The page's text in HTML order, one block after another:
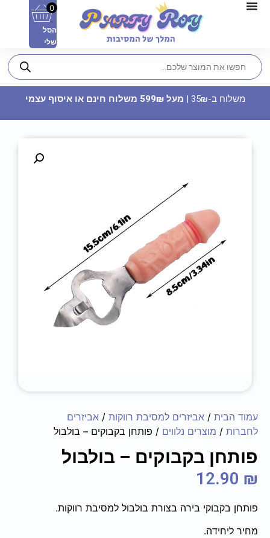
9.90
0
הסל
שלי
משלוח ב-35₪ | מעל 599₪ משלוח חינם או איסוף עצמי
עמוד הבית / אביזרים למסיבת רווקות / אביזרים
לחברות / מוצרים נלווים / פותחן בקבוקים – בולבול
פותחן בקבוקים – בולבול
12.90 ₪
פותחן בקבוקי בירה בצורת בולבול למסיבת רווקות.
מחיר ליחידה.